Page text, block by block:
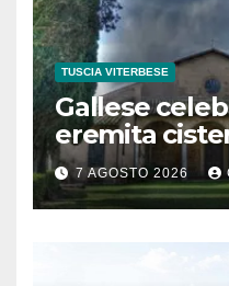
TUSCIA VITERBESE
Gallese
eremita
secolo
7 AGOSTO 2026